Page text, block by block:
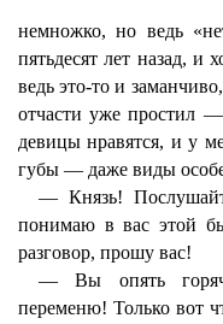
немножко, но ведь
пятьдесят лет назад,
ведь это-то и
отчасти уже простил
девицы нравятся, и у
губы — даже виды
— Князь!
понимаю в вас этой
разговор, прошу вас!
— Вы опять
переменю! Только вот